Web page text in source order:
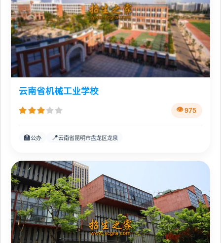
云南省机械工业学校
975
🏫公办 📍云南省昆明市盘龙区龙泉